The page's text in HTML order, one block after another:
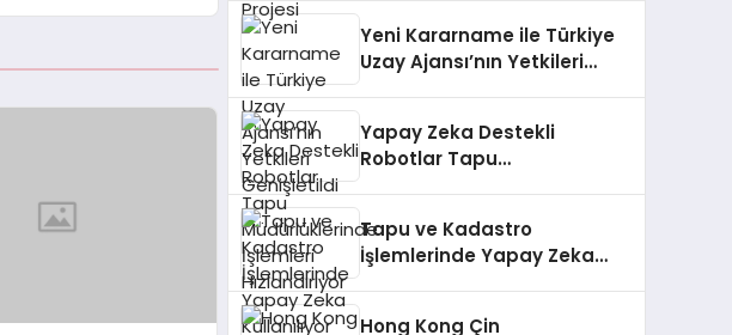
Yeni Kararname ile Türkiye
Uzay Ajansı’nın Yetkileri
Yapay Zeka Destekli
Robotlar Tapu
Tapu ve Kadastro
İşlemlerinde Yapay Zeka
Hong Kong Çin